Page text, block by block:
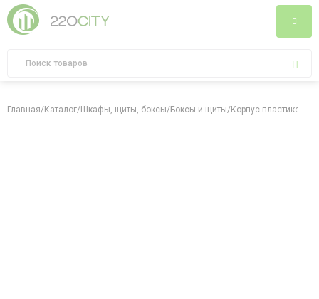
Главная/Каталог/Шкафы, щиты, боксы/Боксы и щиты/Корпус